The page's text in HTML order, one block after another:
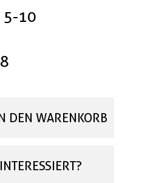
5-10
DEN WARENKORB
INTERESSIERT?